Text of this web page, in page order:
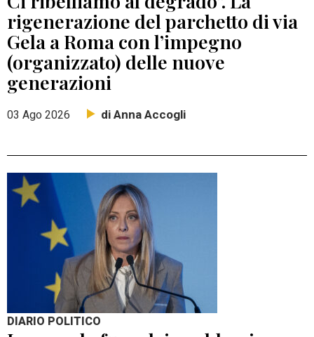
rigenerazione del parchetto di via
Gela a Roma con l’impegno
(organizzato) delle nuove
generazioni
03 Ago 2026 di Anna Accogli
DIARIO POLITICO